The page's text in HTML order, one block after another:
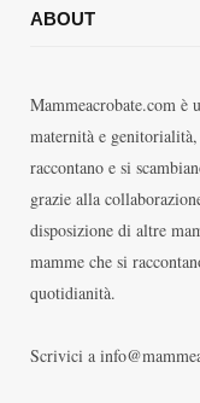
ABOUT
Mammeacrobate.com è
maternità e
raccontano e si
grazie alla
disposizione di altre
mamme che si
quotidianità.
Scrivici a